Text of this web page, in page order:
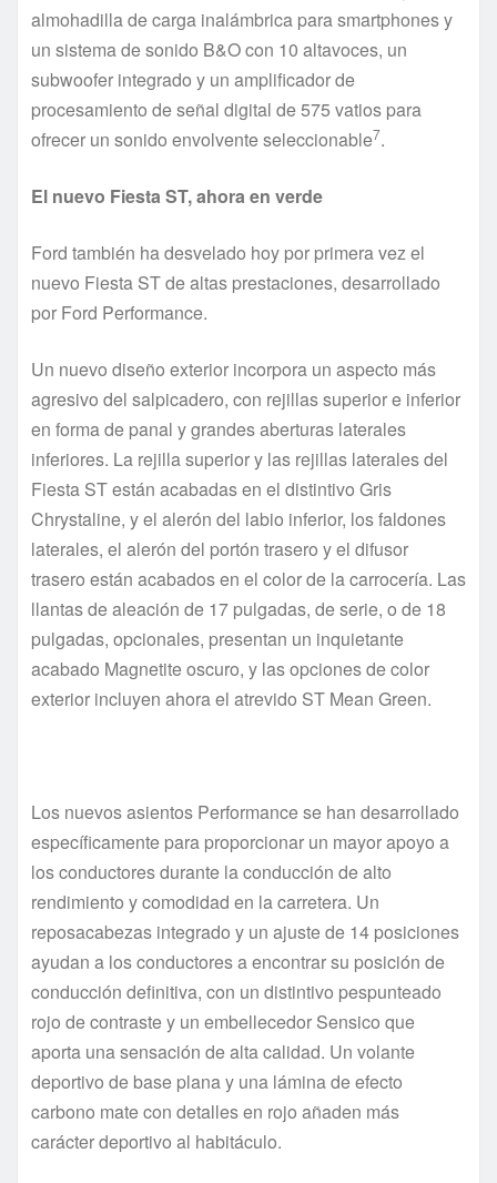
almohadilla de carga inalámbrica para smartphones y
un sistema de sonido B&O con 10 altavoces, un
subwoofer integrado y un amplificador de
procesamiento de señal digital de 575 vatios para
ofrecer un sonido envolvente seleccionable7.
El nuevo Fiesta ST, ahora en verde
Ford también ha desvelado hoy por primera vez el
nuevo Fiesta ST de altas prestaciones, desarrollado
por Ford Performance.
Un nuevo diseño exterior incorpora un aspecto más
agresivo del salpicadero, con rejillas superior e inferior
en forma de panal y grandes aberturas laterales
inferiores. La rejilla superior y las rejillas laterales del
Fiesta ST están acabadas en el distintivo Gris
Chrystaline, y el alerón del labio inferior, los faldones
laterales, el alerón del portón trasero y el difusor
trasero están acabados en el color de la carrocería. Las
llantas de aleación de 17 pulgadas, de serie, o de 18
pulgadas, opcionales, presentan un inquietante
acabado Magnetite oscuro, y las opciones de color
exterior incluyen ahora el atrevido ST Mean Green.
Los nuevos asientos Performance se han desarrollado
específicamente para proporcionar un mayor apoyo a
los conductores durante la conducción de alto
rendimiento y comodidad en la carretera. Un
reposacabezas integrado y un ajuste de 14 posiciones
ayudan a los conductores a encontrar su posición de
conducción definitiva, con un distintivo pespunteado
rojo de contraste y un embellecedor Sensico que
aporta una sensación de alta calidad. Un volante
deportivo de base plana y una lámina de efecto
carbono mate con detalles en rojo añaden más
carácter deportivo al habitáculo.